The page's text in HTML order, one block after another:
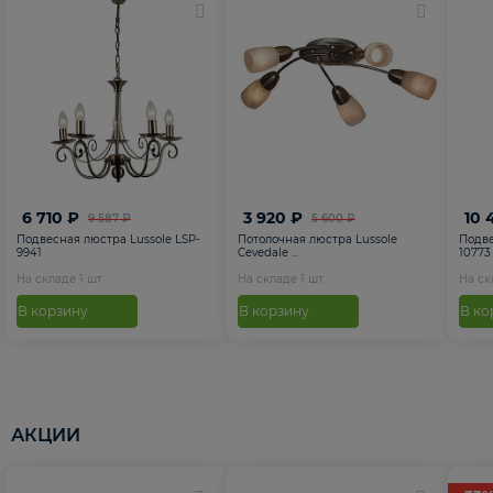
9 587 ₽
6 710 ₽
Подвесная люстра Lussole LSP-
9941
На складе 1 шт
В корзину
5 600 ₽
3 920 ₽
Потолочная люстра Lussole
Cevedale ...
На складе 1 шт
В корзину
10
10773
На
В
АКЦИИ